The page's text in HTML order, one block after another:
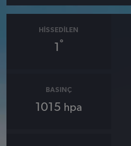
HISSEDILEN
1 °
BASINÇ
1015 hpa